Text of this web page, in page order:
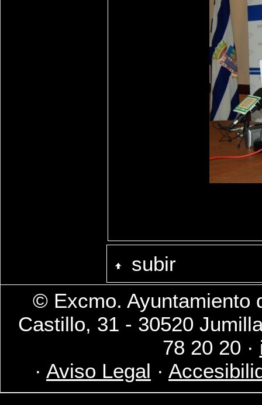
subir
© Excmo. Ayuntamiento
Castillo, 31 - 30520
78 20 20 ·
· Aviso Legal ·